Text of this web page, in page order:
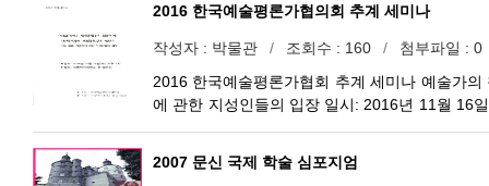
2016 한국예술평론가협의회 추계 세미나
작성자 박물관 조회수 160 첨부파일
0
2016 한국예술평론가협회 추계 세미나 예술가
에 관한 지성인들의 입장 일시: 2016년 11월 16
가협의회 주관: 숙명여자대학교 문신미술관 발
로- 무용부문 / 이지혜(발레리나, 이화여대 무용
2007 문신 국제 학술 심포지엄